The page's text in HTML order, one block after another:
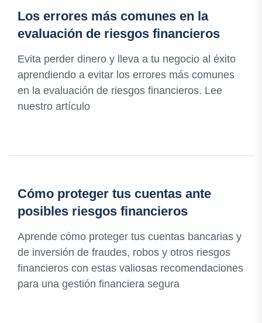
Los errores más comunes en la
evaluación de riesgos financieros
Evita perder dinero y lleva a tu negocio al éxito
aprendiendo a evitar los errores más comunes
en la evaluación de riesgos financieros. Lee
nuestro artículo
Cómo proteger tus cuentas ante
posibles riesgos financieros
Aprende cómo proteger tus cuentas bancarias y
de inversión de fraudes, robos y otros riesgos
financieros con estas valiosas recomendaciones
para una gestión financiera segura